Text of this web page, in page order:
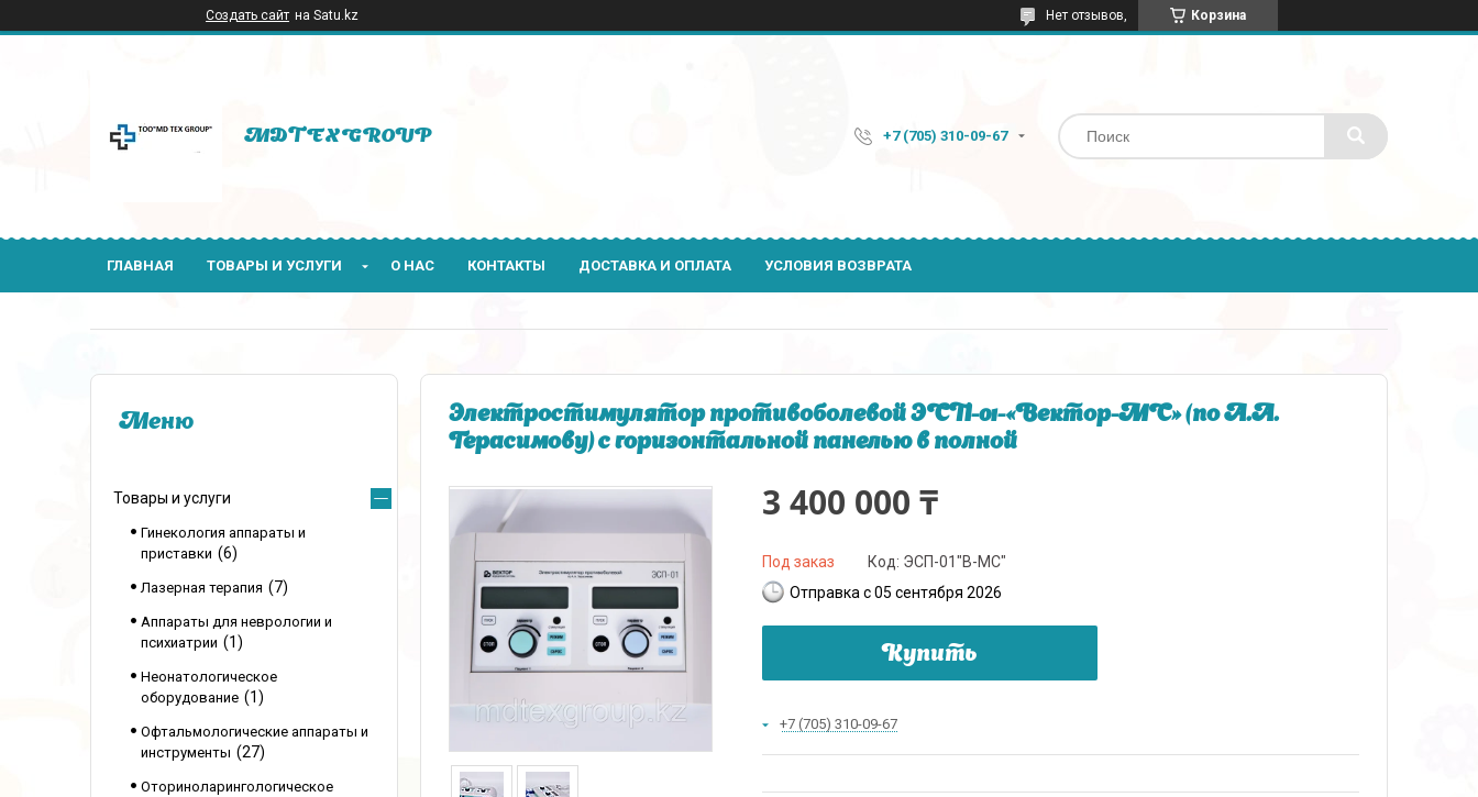
Создать сайт на Satu.kz Корзина
Нет отзывов,
MDTEXGROUP +7 (705) 310-09-67
ГЛАВНАЯ ТОВАРЫ И УСЛУГИ О НАС КОНТАКТЫ ДОСТАВКА И ОПЛАТА УСЛОВИЯ ВОЗВРАТА
Электростимулятор противоболевой ЭСП-01-«Вектор-МС» (по А.А.
Герасимову) с горизонтальной панелью в полной
3 400 000 ₸
Под заказ Код: ЭСП-01"В-МС"
Отправка с 05 сентября 2026
Купить
+7 (705) 310-09-67
Товары и услуги
Гинекология аппараты и
приставки
6
Лазерная терапия 7
Аппараты для неврологии и
психиатрии
1
Неонатологическое
оборудование
1
Офтальмологические аппараты и
инструменты
27
Оториноларингологическое